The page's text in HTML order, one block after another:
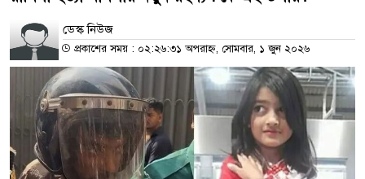
ডেস্ক নিউজ
প্রকাশের সময় : ০২:২৬:৩১ অপরাহ্ন, সোমবার, ১ জুন ২০২৬